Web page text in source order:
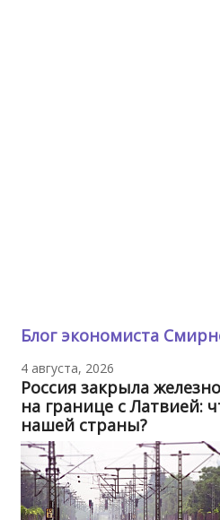
Блог экономиста
4 августа, 2026
Россия закрыла
на границе с Латвией:
нашей страны?